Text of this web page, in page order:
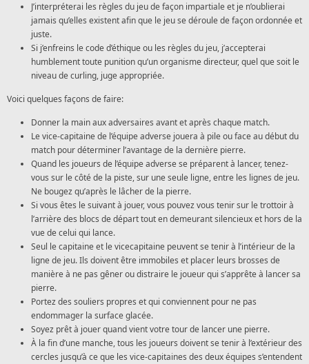
J’interpréterai les règles du jeu de façon impartiale et je n’oublierai
jamais qu’elles existent afin que le jeu se déroule de façon ordonnée et
juste.
Si j’enfreins le code d’éthique ou les règles du jeu, j’accepterai
humblement toute punition qu’un organisme directeur, quel que soit le
niveau de curling, juge appropriée.
Voici quelques façons de faire:
Donner la main aux adversaires avant et après chaque match.
Le vice-capitaine de l’équipe adverse jouera à pile ou face au début du
match pour déterminer l’avantage de la dernière pierre.
Quand les joueurs de l’équipe adverse se préparent à lancer, tenez-
vous sur le côté de la piste, sur une seule ligne, entre les lignes de jeu.
Ne bougez qu’après le lâcher de la pierre.
Si vous êtes le suivant à jouer, vous pouvez vous tenir sur le trottoir à
l’arrière des blocs de départ tout en demeurant silencieux et hors de la
vue de celui qui lance.
Seul le capitaine et le vicecapitaine peuvent se tenir à l’intérieur de la
ligne de jeu. Ils doivent être immobiles et placer leurs brosses de
manière à ne pas gêner ou distraire le joueur qui s’apprête à lancer sa
pierre.
Portez des souliers propres et qui conviennent pour ne pas
endommager la surface glacée.
Soyez prêt à jouer quand vient votre tour de lancer une pierre.
À la fin d’une manche, tous les joueurs doivent se tenir à l’extérieur des
cercles jusqu’à ce que les vice-capitaines des deux équipes s’entendent